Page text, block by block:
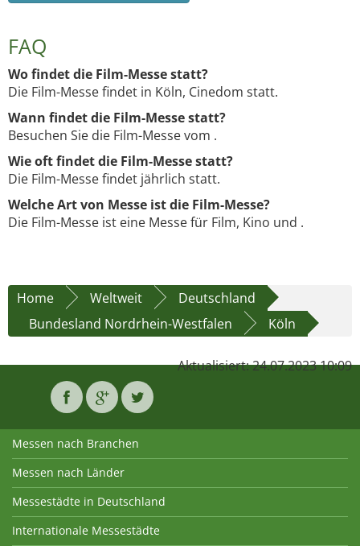
FAQ
Wo findet die Film-Messe statt?
Die Film-Messe findet in Köln, Cinedom statt.
Wann findet die Film-Messe statt?
Besuchen Sie die Film-Messe vom .
Wie oft findet die Film-Messe statt?
Die Film-Messe findet jährlich statt.
Welche Art von Messe ist die Film-Messe?
Die Film-Messe ist eine Messe für Film, Kino und .
Home Weltweit
Deutschland
Bundesland Nordrhein-Westfalen
Köln
Aktualisiert: 24.07.2023 10:09
Messen nach Branchen
Messen nach Länder
Messestädte in Deutschland
Internationale Messestädte